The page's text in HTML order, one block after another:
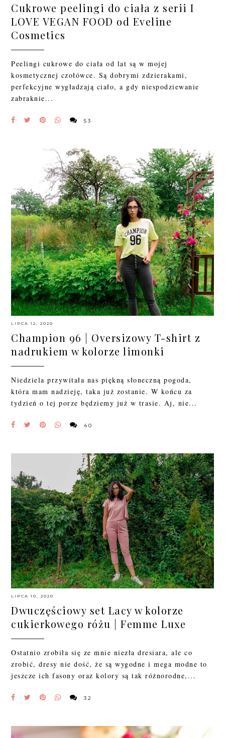
Cukrowe peelingi do ciała z serii I
LOVE VEGAN FOOD od Eveline
Cosmetics
Peelingi cukrowe do ciała od lat są w mojej
kosmetycznej czołówce. Są dobrymi zdzierakami,
perfekcyjne wygładzają ciało, a gdy niespodziewanie
zabraknie...
53
LIPCA 12, 2020
Champion 96 | Oversizowy T-shirt z
nadrukiem w kolorze limonki
Niedziela przywitała nas piękną słoneczną pogoda,
która mam nadzieję, taka już zostanie. W końcu za
tydzień o tej porze będziemy już w trasie. Aj, nie...
40
LIPCA 10, 2020
Dwuczęściowy set Lacy w kolorze
cukierkowego różu | Femme Luxe
Ostatnio zrobiła się ze mnie niezła dresiara, ale co
zrobić, dresy nie dość, że są wygodne i mega modne to
jeszcze ich fasony oraz kolory są tak różnorodne,...
32